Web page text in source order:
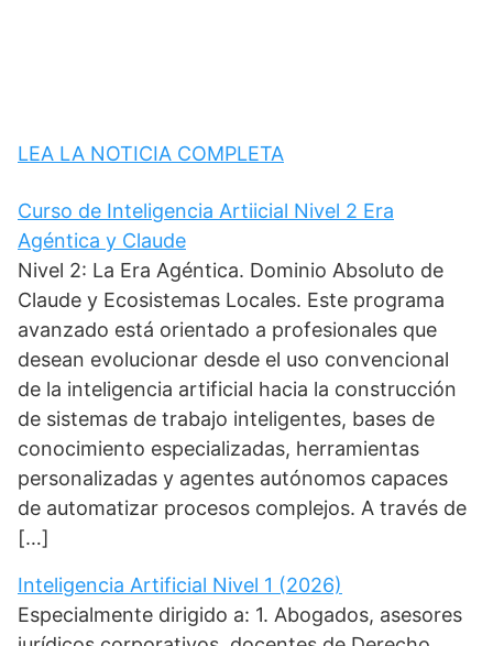
LEA LA NOTICIA COMPLETA
Curso de Inteligencia Artiicial Nivel 2 Era
Agéntica y Claude
Nivel 2: La Era Agéntica. Dominio Absoluto de
Claude y Ecosistemas Locales. Este programa
avanzado está orientado a profesionales que
desean evolucionar desde el uso convencional
de la inteligencia artificial hacia la construcción
de sistemas de trabajo inteligentes, bases de
conocimiento especializadas, herramientas
personalizadas y agentes autónomos capaces
de automatizar procesos complejos. A través de
[…]
Inteligencia Artificial Nivel 1 (2026)
Especialmente dirigido a: 1. Abogados, asesores